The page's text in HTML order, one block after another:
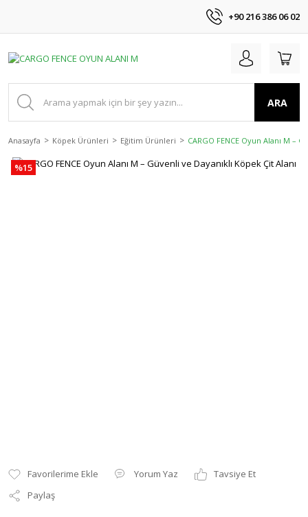
+90 216 386 06 02
ARA
Anasayfa Köpek Ürünleri Eğitim Ürünleri CARGO FENCE Oyun Alanı M –
%15
Yorum Yaz
Tavsiye Et
Paylaş